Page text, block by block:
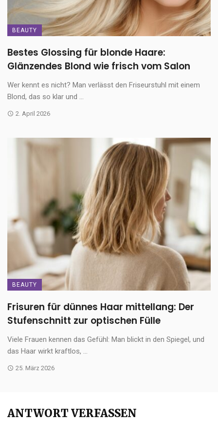
BEAUTY
Bestes Glossing für blonde Haare:
Glänzendes Blond wie frisch vom Salon
Wer kennt es nicht? Man verlässt den Friseurstuhl mit einem
Blond, das so klar und ...
2. April 2026
BEAUTY
Frisuren für dünnes Haar mittellang: Der
Stufenschnitt zur optischen Fülle
Viele Frauen kennen das Gefühl: Man blickt in den Spiegel, und
das Haar wirkt kraftlos, ...
25. März 2026
ANTWORT VERFASSEN